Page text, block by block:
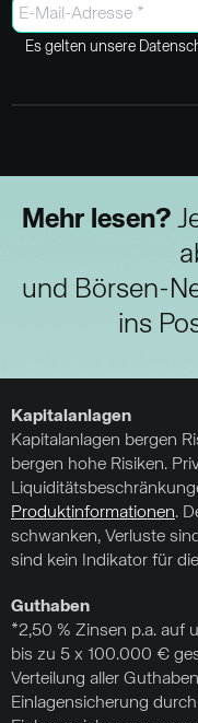
Es gelten unsere
Mehr lesen?
und Börsen-
ins
Kapitalanlagen
Kapitalanlagen bergen
bergen hohe Risiken.
Produktinformationen.
schwanken, Verluste
sind kein Indikator für
Guthaben
*2,50 % Zinsen p.a. auf
bis zu 5 x 100.000 €
Verteilung aller
Einlagensicherung